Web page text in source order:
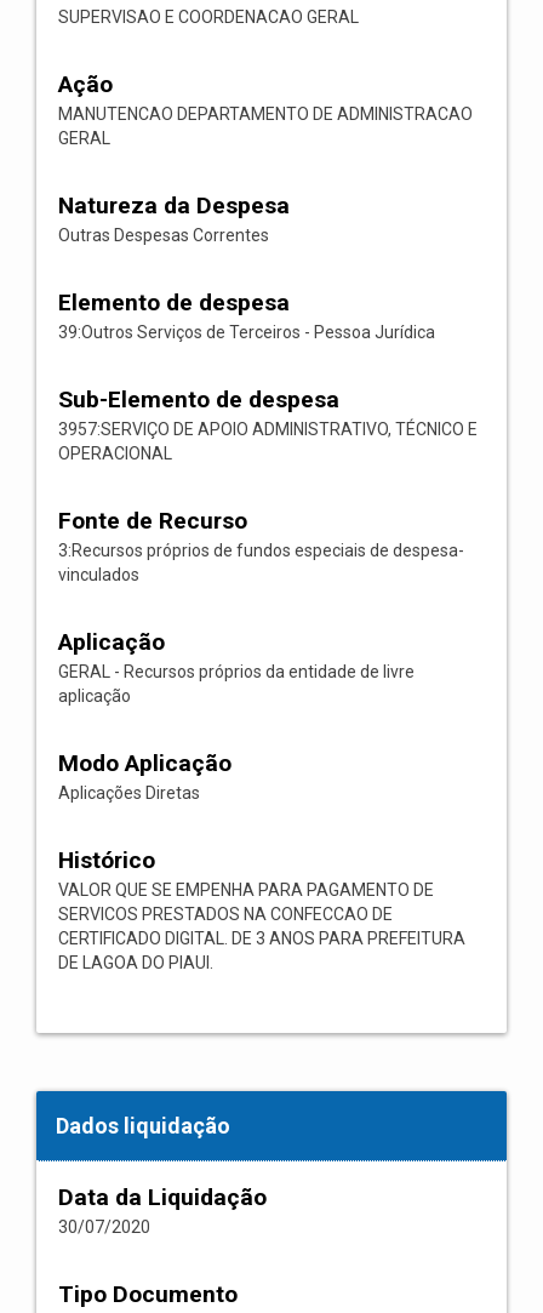
SUPERVISAO E COORDENACAO GERAL
Ação
MANUTENCAO DEPARTAMENTO DE ADMINISTRACAO
GERAL
Natureza da Despesa
Outras Despesas Correntes
Elemento de despesa
39:Outros Serviços de Terceiros - Pessoa Jurídica
Sub-Elemento de despesa
3957:SERVIÇO DE APOIO ADMINISTRATIVO, TÉCNICO E
OPERACIONAL
Fonte de Recurso
3:Recursos próprios de fundos especiais de despesa-
vinculados
Aplicação
GERAL - Recursos próprios da entidade de livre
aplicação
Modo Aplicação
Aplicações Diretas
Histórico
VALOR QUE SE EMPENHA PARA PAGAMENTO DE
SERVICOS PRESTADOS NA CONFECCAO DE
CERTIFICADO DIGITAL. DE 3 ANOS PARA PREFEITURA
DE LAGOA DO PIAUI.
Dados liquidação
Data da Liquidação
30/07/2020
Tipo Documento